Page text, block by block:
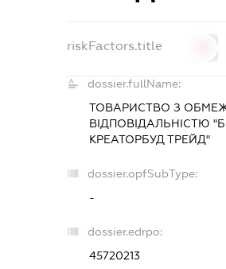
riskFactors.title
dossier.fullName:
ТОВАРИСТВО З
ВІДПОВІДАЛЬНІСТЮ
КРЕАТОРБУД ТРЕЙД"
dossier.opfSubType:
-
dossier.edrpo:
45720213